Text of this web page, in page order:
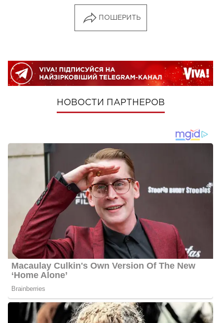
ПОШЕРИТЬ
НОВОСТИ ПАРТНЕРОВ